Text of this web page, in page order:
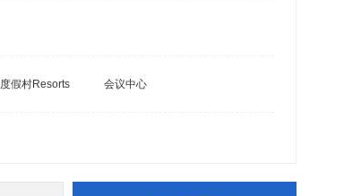
度假村Resorts 会议中心